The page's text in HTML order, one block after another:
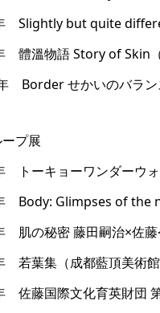
Slightly but quite
體溫物語 Story of Skin
Border せかいのバラン
プ展
トーキョーワンダーウォ
Body: Glimpses of the
肌の秘密 藤田嗣治×佐藤
若葉集（成都藍頂美術館
佐藤国際文化育英財団